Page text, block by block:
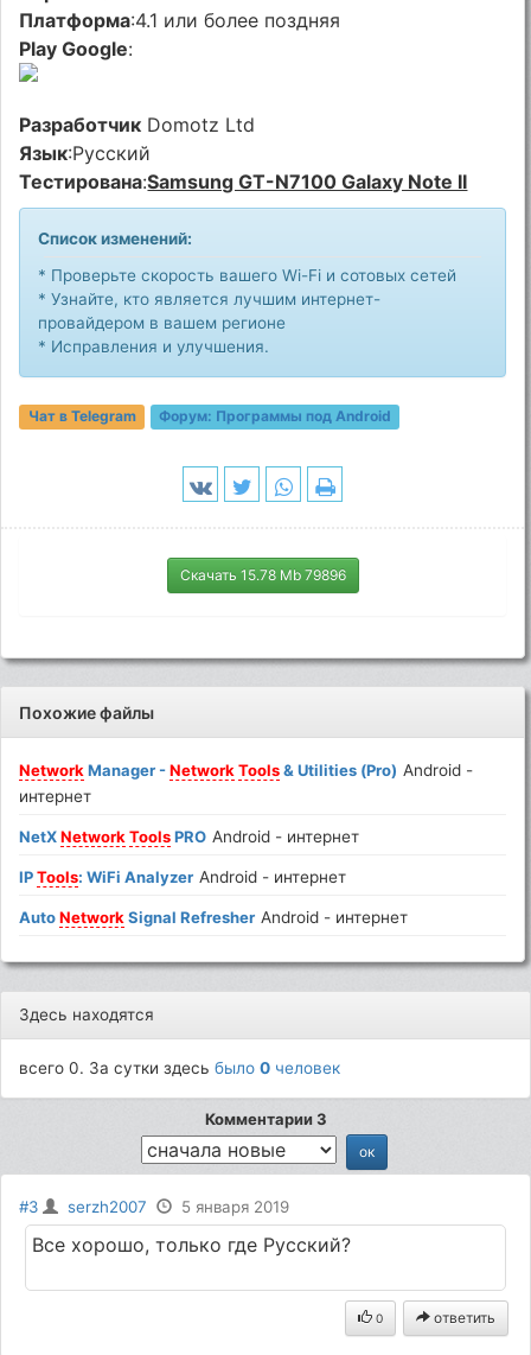
Платформа:4.1 или более поздняя
Play Google:
Разработчик Domotz Ltd
Язык:Русский
Тестирована:Samsung GT-N7100 Galaxy Note II
Список изменений:
* Проверьте скорость вашего Wi-Fi и сотовых сетей
* Узнайте, кто является лучшим интернет-
провайдером в вашем регионе
* Исправления и улучшения.
Чат в Telegram Форум: Программы под Android
Скачать 15.78 Mb 79896
Похожие файлы
Network Manager -Network Tools& Utilities (Pro) Android -
интернет
NetXNetwork ToolsPRO Android - интернет
IPTools: WiFi Analyzer Android - интернет
AutoNetwork Signal Refresher Android - интернет
Здесь находятся
всего 0. За сутки здесьбыло0 человек
Комментарии 3
#3 serzh2007 5 января 2019
Все хорошо, только где Русский?
0 ответить